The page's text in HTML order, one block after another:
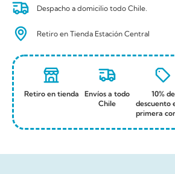
Despacho a domicilio todo Chile.
Retiro en Tienda Estación Central
Retiro en tienda
Envíos a todo
Chile
10% de
descuento
primera